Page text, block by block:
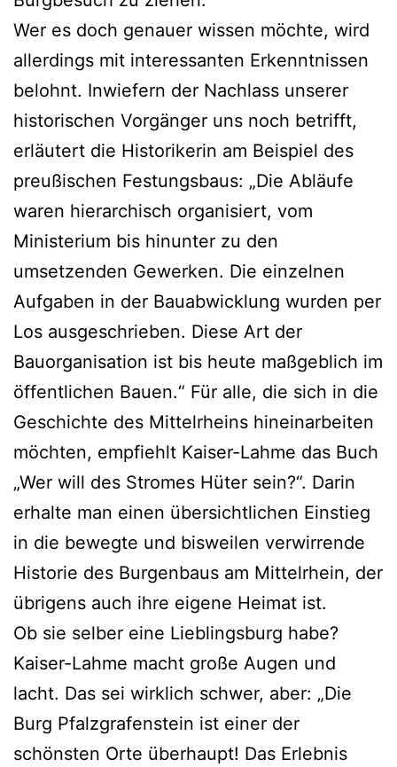
Wer es doch genauer wissen möchte, wird
allerdings mit interessanten Erkenntnissen
belohnt. Inwiefern der Nachlass unserer
historischen Vorgänger uns noch betrifft,
erläutert die Historikerin am Beispiel des
preußischen Festungsbaus: „Die Abläufe
waren hierarchisch organisiert, vom
Ministerium bis hinunter zu den
umsetzenden Gewerken. Die einzelnen
Aufgaben in der Bauabwicklung wurden per
Los ausgeschrieben. Diese Art der
Bauorganisation ist bis heute maßgeblich im
öffentlichen Bauen.“ Für alle, die sich in die
Geschichte des Mittelrheins hineinarbeiten
möchten, empfiehlt Kaiser-Lahme das Buch
„Wer will des Stromes Hüter sein?“. Darin
erhalte man einen übersichtlichen Einstieg
in die bewegte und bisweilen verwirrende
Historie des Burgenbaus am Mittelrhein, der
übrigens auch ihre eigene Heimat ist.
Ob sie selber eine Lieblingsburg habe?
Kaiser-Lahme macht große Augen und
lacht. Das sei wirklich schwer, aber: „Die
Burg Pfalzgrafenstein ist einer der
schönsten Orte überhaupt! Das Erlebnis